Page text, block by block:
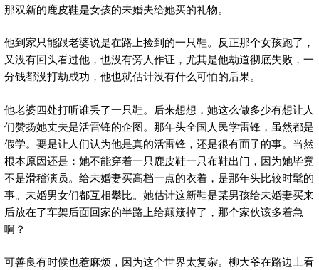
那双新的鹿皮鞋是女孩的未婚夫给她买的礼物。
他到家只能跟老婆说是在路上捡到的一只鞋。反正那个女孩跑了，
又没有回头看过他，也没有旁人作证，尤其是他劫道彻底失败，一
分钱都没打劫成功，他也就估计没有什么可怕的后果。
他老婆四处打听谁丢了一只鞋。后来想想，她这么做多少有想让人
们赞扬她丈夫是活雷锋的企图。那年头全国人民学雷锋，虽然都是
假学。要是让人们认为他是真的活雷锋，还是很有面子的事。当然
根本原因还是：她不能穿着一只鹿皮鞋一只布鞋出门，因为她毕竟
不是滑稽演员。给未婚妻买高档一点的衣着，是那年头比较时髦的
事。未婚男女们都互相攀比。她估计这新鞋是某男孩给未婚妻买来
后放在了车架后面回家的半路上给颠簸掉了，那个家伙该多着急
啊？
可善良有时候也惹麻烦，因为这个世界太复杂。柳大爷在路边上看